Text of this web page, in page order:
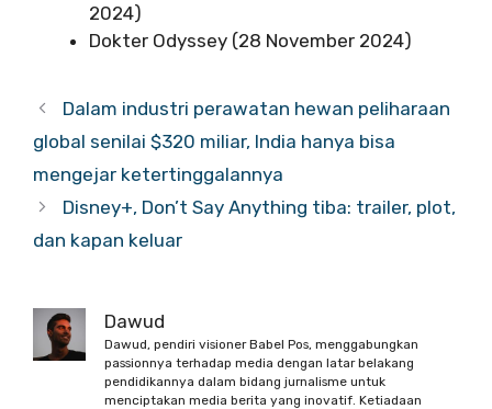
2024)
Dokter Odyssey (28 November 2024)
Dalam industri perawatan hewan peliharaan
global senilai $320 miliar, India hanya bisa
mengejar ketertinggalannya
Disney+, Don’t Say Anything tiba: trailer, plot,
dan kapan keluar
Dawud
Dawud, pendiri visioner Babel Pos, menggabungkan
passionnya terhadap media dengan latar belakang
pendidikannya dalam bidang jurnalisme untuk
menciptakan media berita yang inovatif. Ketiadaan